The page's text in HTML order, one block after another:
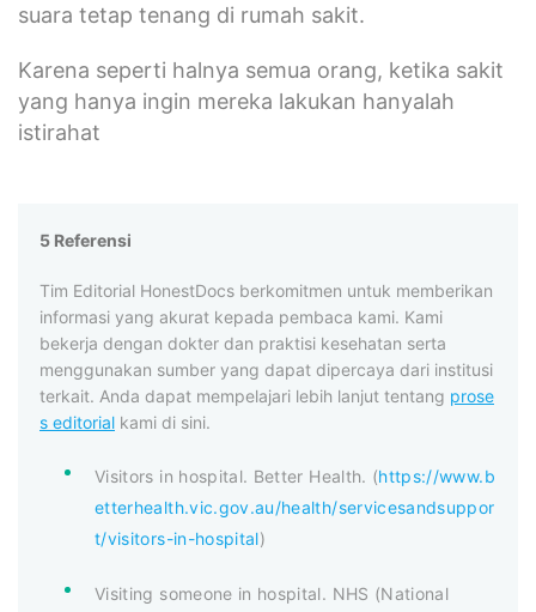
suara tetap tenang di rumah sakit.
Karena seperti halnya semua orang, ketika sakit
yang hanya ingin mereka lakukan hanyalah
istirahat
5 Referensi
Tim Editorial HonestDocs berkomitmen untuk memberikan
informasi yang akurat kepada pembaca kami. Kami
bekerja dengan dokter dan praktisi kesehatan serta
menggunakan sumber yang dapat dipercaya dari institusi
terkait. Anda dapat mempelajari lebih lanjut tentang prose
s editorial kami di sini.
Visitors in hospital. Better Health. (https://www.b
etterhealth.vic.gov.au/health/servicesandsuppor
t/visitors-in-hospital)
Visiting someone in hospital. NHS (National